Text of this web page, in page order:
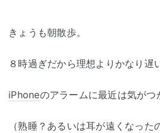
きょうも朝散歩。
８時過ぎだから理想よりかなり遅
iPhoneのアラームに最近は気がつ
（熟睡？あるいは耳が遠くなった